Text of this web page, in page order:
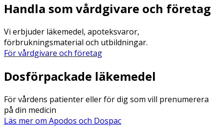
Handla som vårdgivare och företag
Vi erbjuder läkemedel, apoteksvaror,
förbrukningsmaterial och utbildningar.
För vårdgivare och företag
Dosförpackade läkemedel
För vårdens patienter eller för dig som vill prenumerera
på din medicin
Läs mer om Apodos och Dospac